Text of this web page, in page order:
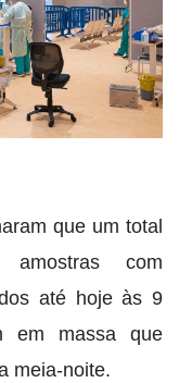
que um total
com
até hoje às 9
em massa que
meia-noite.